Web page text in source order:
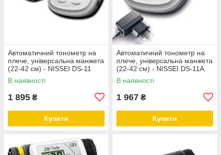
Автоматичний тонометр на
плече, універсальна манжета
(22-42 см) - NISSEI DS-11
В наявності
1 895 ₴
Купити
Автоматичний тонометр на
плече, універсальна манжета
(22-42 см) - NISSEI DS-11A
В наявності
1 967 ₴
Купити